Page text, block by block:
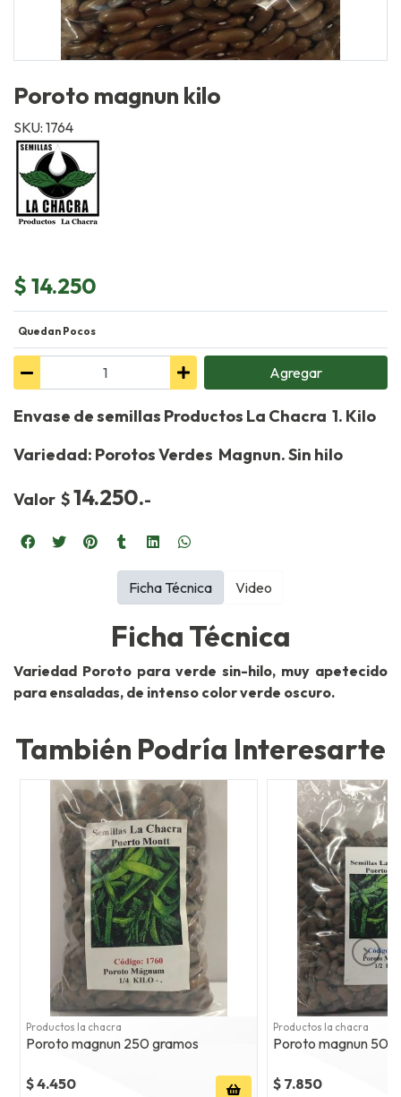
Poroto magnun kilo
SKU: 1764
$ 14.250
Quedan Pocos
Agregar
Envase de semillas Productos La Chacra 1. Kilo
Variedad: Porotos Verdes Magnun. Sin hilo
Valor $14.250.-
Ficha Técnica
Variedad Poroto para verde sin-hilo, muy apetecido
para ensaladas, de intenso color verde oscuro.
Ficha Técnica Video
También Podría Interesarte
Productos la chacra
Poroto magnun 250 gramos
$ 4.450
Productos la chacra
Poroto magnun 500
$ 7.850